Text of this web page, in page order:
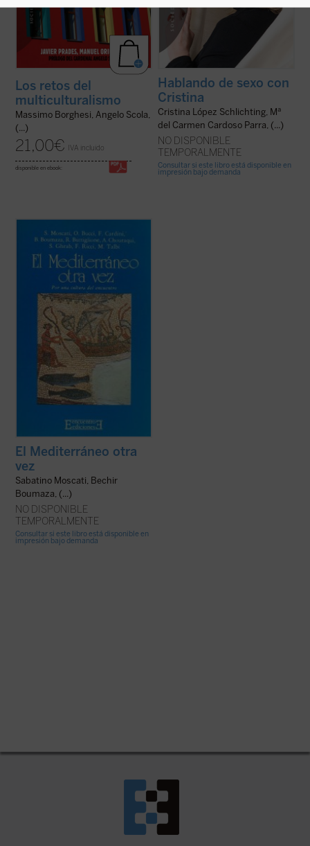
Los retos del
multiculturalismo
Massimo Borghesi, Angelo Scola,
(...)
21,00€ IVA incluido
disponible en ebook:
Hablando de sexo con
Cristina
Cristina López Schlichting, Mª
del Carmen Cardoso Parra, (...)
NO DISPONIBLE
TEMPORALMENTE
Consultar si este libro está disponible en
impresión bajo demanda
El Mediterráneo es el lugar donde
diferentes pueblos y culturas se han
encontrado y han dialogado a lo largo de los
siglos. Con todo, este mar parece
actualmente un escenario de guerras y
divisiones, de modo que, en su conjunto, los
pueblos que a ...(ver ficha)
El Mediterráneo otra
vez
Sabatino Moscati, Bechir
Boumaza, (...)
NO DISPONIBLE
TEMPORALMENTE
Consultar si este libro está disponible en
impresión bajo demanda